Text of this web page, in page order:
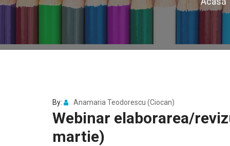
By: Anamaria Teodorescu (Ciocan)
Webinar elaborarea/
martie)